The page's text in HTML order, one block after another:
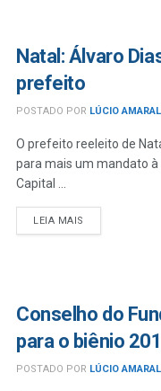
Natal: Álvaro
prefeito
POSTADO POR LÚCIO AMARAL
O prefeito reeleito de
para mais um mandato
Capital ...
LEIA MAIS
Conselho do
para o biênio
POSTADO POR LÚCIO AMARAL